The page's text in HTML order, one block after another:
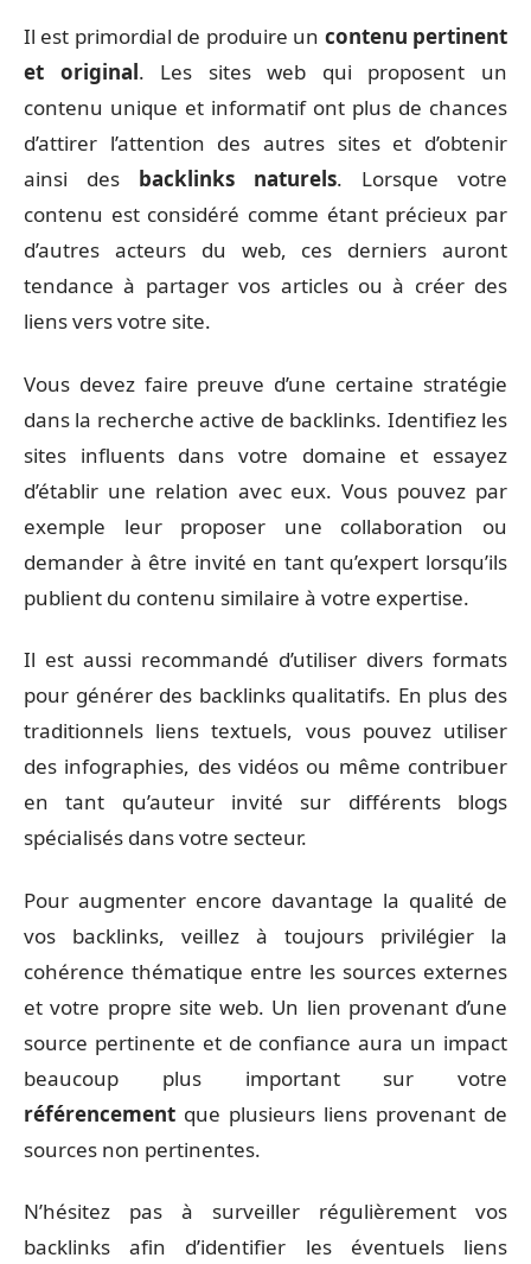
Il est primordial de produire un contenu pertinent
et original. Les sites web qui proposent un
contenu unique et informatif ont plus de chances
d’attirer l’attention des autres sites et d’obtenir
ainsi des backlinks naturels. Lorsque votre
contenu est considéré comme étant précieux par
d’autres acteurs du web, ces derniers auront
tendance à partager vos articles ou à créer des
liens vers votre site.
Vous devez faire preuve d’une certaine stratégie
dans la recherche active de backlinks. Identifiez les
sites influents dans votre domaine et essayez
d’établir une relation avec eux. Vous pouvez par
exemple leur proposer une collaboration ou
demander à être invité en tant qu’expert lorsqu’ils
publient du contenu similaire à votre expertise.
Il est aussi recommandé d’utiliser divers formats
pour générer des backlinks qualitatifs. En plus des
traditionnels liens textuels, vous pouvez utiliser
des infographies, des vidéos ou même contribuer
en tant qu’auteur invité sur différents blogs
spécialisés dans votre secteur.
Pour augmenter encore davantage la qualité de
vos backlinks, veillez à toujours privilégier la
cohérence thématique entre les sources externes
et votre propre site web. Un lien provenant d’une
source pertinente et de confiance aura un impact
beaucoup plus important sur votre
référencement que plusieurs liens provenant de
sources non pertinentes.
N’hésitez pas à surveiller régulièrement vos
backlinks afin d’identifier les éventuels liens